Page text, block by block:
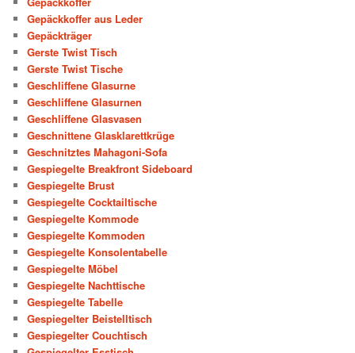
Gepäckkoffer aus Leder
Gepäckträger
Gerste Twist Tisch
Gerste Twist Tische
Geschliffene Glasurne
Geschliffene Glasurnen
Geschliffene Glasvasen
Geschnittene Glasklarettkrüge
Geschnitztes Mahagoni-Sofa
Gespiegelte Breakfront Sideboard
Gespiegelte Brust
Gespiegelte Cocktailtische
Gespiegelte Kommode
Gespiegelte Kommoden
Gespiegelte Konsolentabelle
Gespiegelte Möbel
Gespiegelte Nachttische
Gespiegelte Tabelle
Gespiegelter Beistelltisch
Gespiegelter Couchtisch